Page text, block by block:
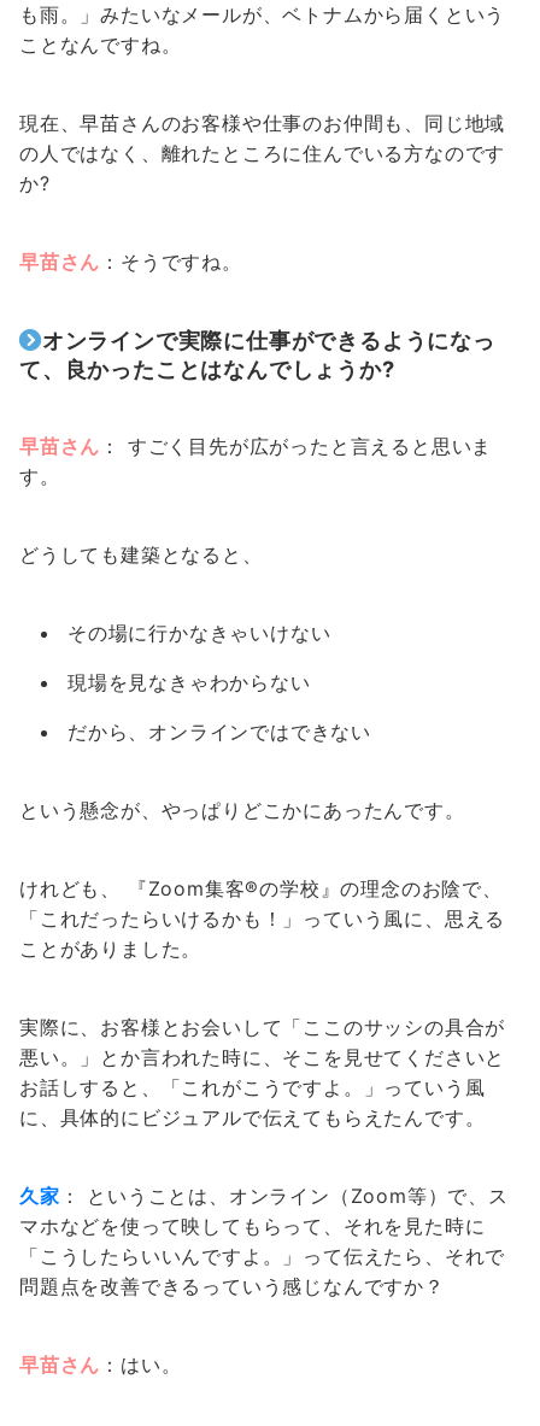
も雨。」みたいなメールが、ベトナムから届くという
ことなんですね。
現在、早苗さんのお客様や仕事のお仲間も、同じ地域
の人ではなく、離れたところに住んでいる方なのです
か?
早苗さん ：そうですね。
オンラインで実際に仕事ができるようになっ
て、良かったことはなんでしょうか?
早苗さん ： すごく目先が広がったと言えると思いま
す。
どうしても建築となると、
その場に行かなきゃいけない
現場を見なきゃわからない
だから、オンラインではできない
という懸念が、やっぱりどこかにあったんです。
けれども、 『Zoom集客®︎の学校』の理念のお陰で、
「これだったらいけるかも！」っていう風に、思える
ことがありました。
実際に、お客様とお会いして「ここのサッシの具合が
悪い。」とか言われた時に、そこを見せてくださいと
お話しすると、「これがこうですよ。」っていう風
に、具体的にビジュアルで伝えてもらえたんです。
久家 ： ということは、オンライン（Zoom等）で、ス
マホなどを使って映してもらって、それを見た時に
「こうしたらいいんですよ。」って伝えたら、それで
問題点を改善できるっていう感じなんですか？
早苗さん ：はい。